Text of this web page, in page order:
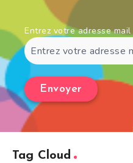
Entrez votre adresse mail
Tag Cloud